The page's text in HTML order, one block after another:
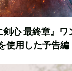
心 最終章』ワ
使用した予告編